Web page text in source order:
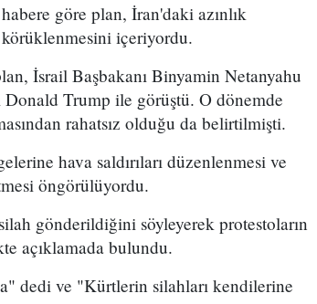
göre plan, İran'daki azınlık
körüklenmesini içeriyordu.
İsrail Başbakanı Binyamin Netanyahu
Donald Trump ile görüştü. O dönemde
rahatsız olduğu da belirtilmişti.
hava saldırıları düzenlenmesi ve
öngörülüyordu.
gönderildiğini söyleyerek protestoların
açıklamada bulundu.
dedi ve "Kürtlerin silahları kendilerine